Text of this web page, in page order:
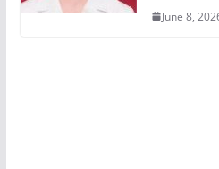
June 8,